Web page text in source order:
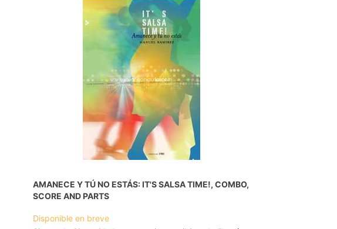
AMANECE Y TÚ NO ESTÁS: IT'S SALSA TIME!, COMBO,
SCORE AND PARTS
Disponible en breve